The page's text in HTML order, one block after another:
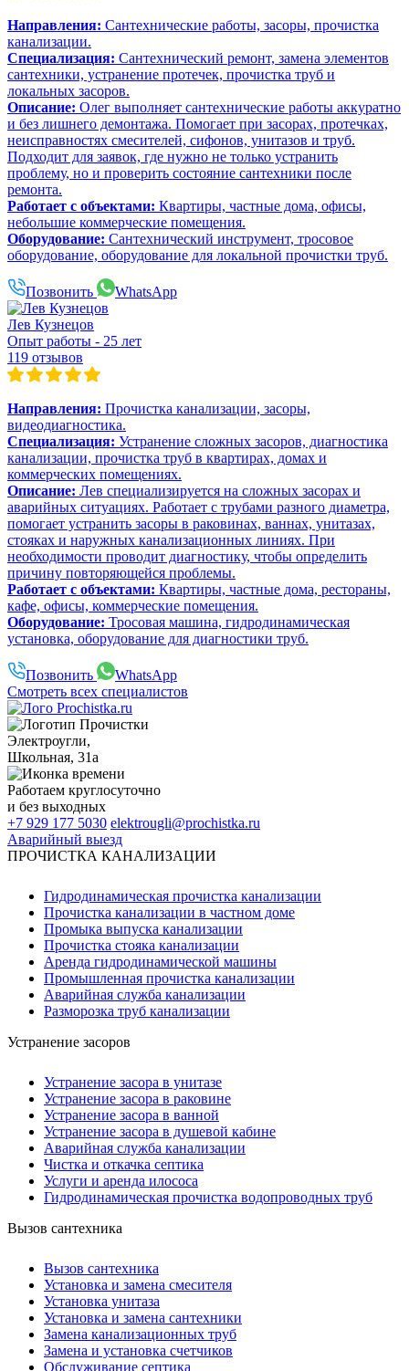
Направления: Сантехнические работы, засоры, прочистка
канализации.
Специализация: Сантехнический ремонт, замена элементов
сантехники, устранение протечек, прочистка труб и
локальных засоров.
Описание: Олег выполняет сантехнические работы аккуратно
и без лишнего демонтажа. Помогает при засорах, протечках,
неисправностях смесителей, сифонов, унитазов и труб.
Подходит для заявок, где нужно не только устранить
проблему, но и проверить состояние сантехники после
ремонта.
Работает с объектами: Квартиры, частные дома, офисы,
небольшие коммерческие помещения.
Оборудование: Сантехнический инструмент, тросовое
оборудование, оборудование для локальной прочистки труб.
Позвонить WhatsApp
Лев Кузнецов
Опыт работы - 25 лет
119 отзывов
Направления: Прочистка канализации, засоры,
видеодиагностика.
Специализация: Устранение сложных засоров, диагностика
канализации, прочистка труб в квартирах, домах и
коммерческих помещениях.
Описание: Лев специализируется на сложных засорах и
аварийных ситуациях. Работает с трубами разного диаметра,
помогает устранить засоры в раковинах, ваннах, унитазах,
стояках и наружных канализационных линиях. При
необходимости проводит диагностику, чтобы определить
причину повторяющейся проблемы.
Работает с объектами: Квартиры, частные дома, рестораны,
кафе, офисы, коммерческие помещения.
Оборудование: Тросовая машина, гидродинамическая
установка, оборудование для диагностики труб.
Позвонить
WhatsApp
Смотреть всех специалистов
Электроугли,
Школьная, 31а
Работаем круглосуточно
и без выходных
+7 929 177 5030 elektrougli@prochistka.ru
Аварийный выезд
ПРОЧИСТКА КАНАЛИЗАЦИИ
Гидродинамическая прочистка канализации
Прочистка канализации в частном доме
Промыка выпуска канализации
Прочистка стояка канализации
Аренда гидродинамической машины
Промышленная прочистка канализации
Аварийная служба канализации
Разморозка труб канализации
Устранение засоров
Устранение засора в унитазе
Устранение засора в раковине
Устранение засора в ванной
Устранение засора в душевой кабине
Аварийная служба канализации
Чистка и откачка септика
Услуги и аренда илососа
Гидродинамическая прочистка водопроводных труб
Вызов сантехника
Вызов сантехника
Установка и замена смесителя
Установка унитаза
Установка и замена сантехники
Замена канализационных труб
Замена и установка счетчиков
Обслуживание септика